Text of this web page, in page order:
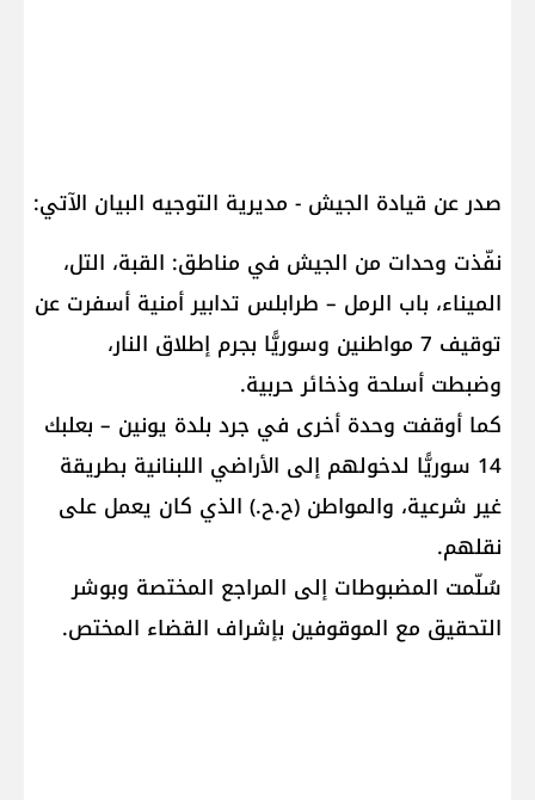
صدر عن قيادة الجيش - مديرية التوجيه البيان الآتي:
نفّذت وحدات من الجيش في مناطق: القبة، التل،
الميناء، باب الرمل – طرابلس تدابير أمنية أسفرت عن
توقيف 7 مواطنين وسوريًّا بجرم إطلاق النار،
وضبطت أسلحة وذخائر حربية.
كما أوقفت وحدة أخرى في جرد بلدة يونين – بعلبك
14 سوريًّا لدخولهم إلى الأراضي اللبنانية بطريقة
غير شرعية، والمواطن (ح.ح.) الذي كان يعمل على
نقلهم.
سُلّمت المضبوطات إلى المراجع المختصة وبوشر
التحقيق مع الموقوفين بإشراف القضاء المختص.